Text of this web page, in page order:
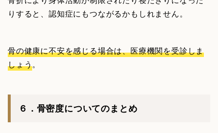
りすると、認知症にもつながるかもしれません。
骨の健康に不安を感じる場合は、医療機関を受診しま
しょう。
６．骨密度についてのまとめ